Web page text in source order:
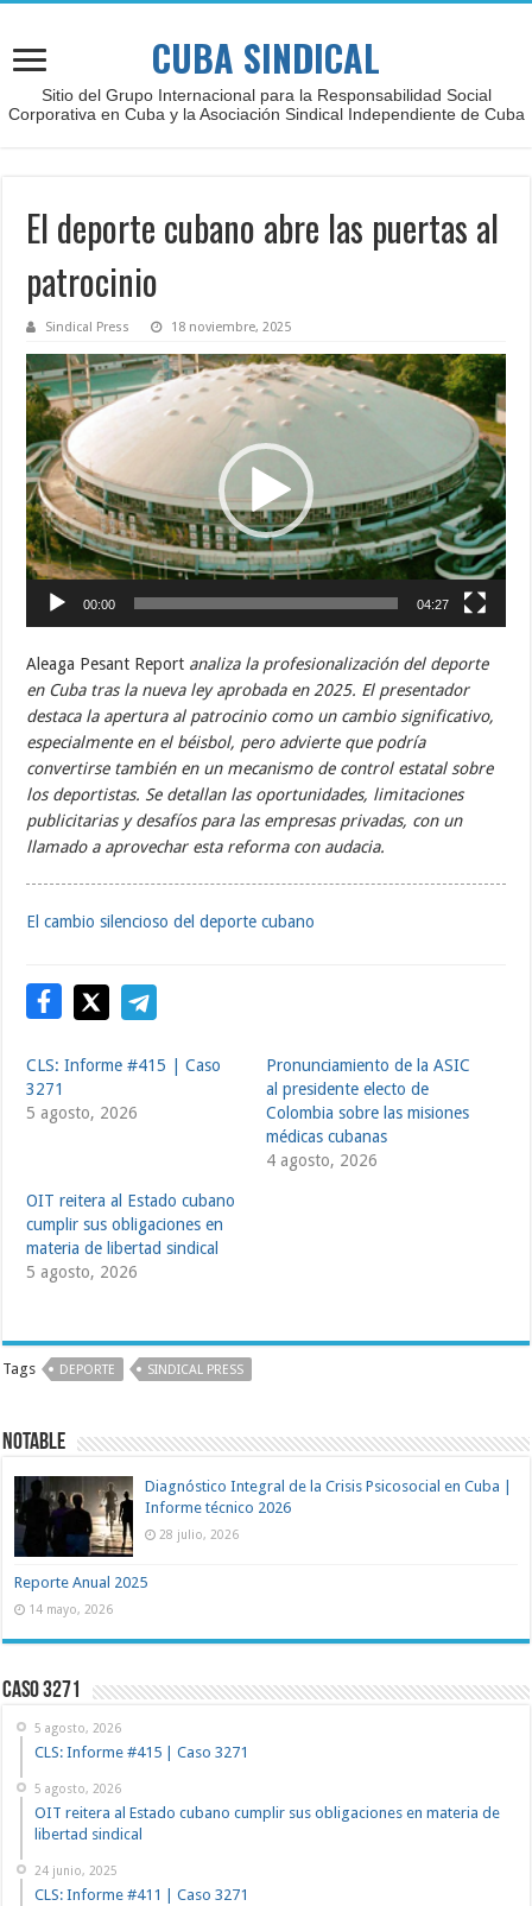
CUBA SINDICAL
Sitio del Grupo Internacional para la Responsabilidad Social
Corporativa en Cuba y la Asociación Sindical Independiente de Cuba
El deporte cubano abre las puertas al
patrocinio
Sindical Press 18 noviembre, 2025
Reproductor
de
vídeo
00:00 04:27
Aleaga Pesant Report analiza la profesionalización del deporte
en Cuba tras la nueva ley aprobada en 2025. El presentador
destaca la apertura al patrocinio como un cambio significativo,
especialmente en el béisbol, pero advierte que podría
convertirse también en un mecanismo de control estatal sobre
los deportistas. Se detallan las oportunidades, limitaciones
publicitarias y desafíos para las empresas privadas, con un
llamado a aprovechar esta reforma con audacia.
El cambio silencioso del deporte cubano
CLS: Informe #415 | Caso
3271
5 agosto, 2026
Pronunciamiento de la ASIC
al presidente electo de
Colombia sobre las misiones
médicas cubanas
4 agosto, 2026
OIT reitera al Estado cubano
cumplir sus obligaciones en
materia de libertad sindical
5 agosto, 2026
Tags DEPORTE SINDICAL PRESS
NOTABLE
Diagnóstico Integral de la Crisis Psicosocial en Cuba |
Informe técnico 2026
28 julio, 2026
Reporte Anual 2025
14 mayo, 2026
Caso 3271
5 agosto, 2026
CLS: Informe #415 | Caso 3271
5 agosto, 2026
OIT reitera al Estado cubano cumplir sus obligaciones en materia de
libertad sindical
24 junio, 2025
CLS: Informe #411 | Caso 3271